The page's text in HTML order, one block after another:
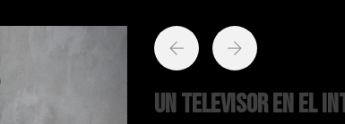
Un televisor en el